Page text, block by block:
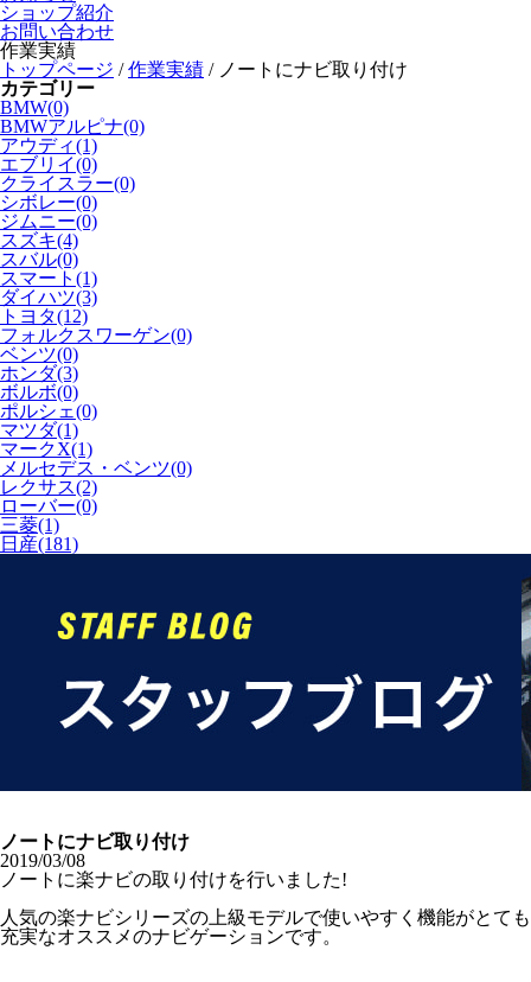
ショップ紹介
お問い合わせ
作業実績
トップページ /作業実績 / ノートにナビ取り付け
カテゴリー
BMW(0)
BMWアルピナ(0)
アウディ(1)
エブリイ(0)
クライスラー(0)
シボレー(0)
ジムニー(0)
スズキ(4)
スバル(0)
スマート(1)
ダイハツ(3)
トヨタ(12)
フォルクスワーゲン(0)
ベンツ(0)
ホンダ(3)
ボルボ(0)
ポルシェ(0)
マツダ(1)
マークX(1)
メルセデス・ベンツ(0)
レクサス(2)
ローバー(0)
三菱(1)
日産(181)
ノートにナビ取り付け
2019/03/08
ノートに楽ナビの取り付けを行いました!
人気の楽ナビシリーズの上級モデルで使いやすく機能がとても
充実なオススメのナビゲーションです。